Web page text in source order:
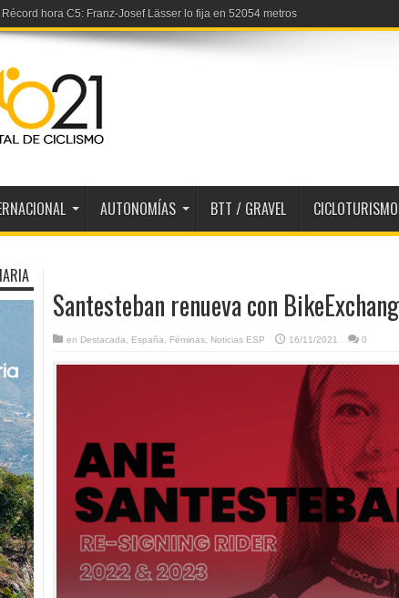
Récord hora C5: Franz-Josef Lässer lo fija en 52054 metros
AUTONOMÍAS BTT / GRAVEL CICLOTURISMO
Santesteban renueva con
en Destacada España Féminas Noticias ESP 16/11/2021 0